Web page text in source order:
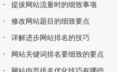
提拔网站流量时的细致事项
修改网站题目的细致要点
详解进步网站排名的技巧
网站关键词排名要细致的要点